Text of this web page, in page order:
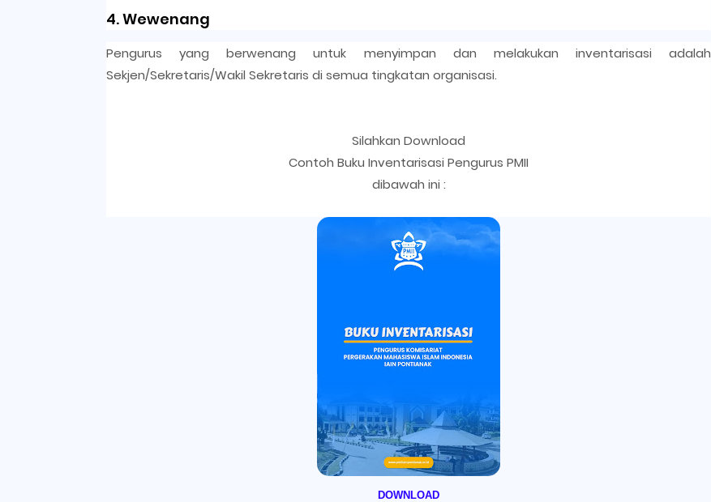
4. Wewenang
Pengurus yang berwenang untuk menyimpan dan melakukan inventarisasi adalah
Sekjen/Sekretaris/Wakil Sekretaris di semua tingkatan organisasi.
Silahkan Download
Contoh Buku Inventarisasi Pengurus PMII
dibawah ini :
DOWNLOAD